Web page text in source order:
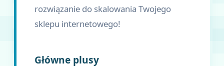
rozwiązanie do skalowania Twojego
sklepu internetowego!
Główne plusy